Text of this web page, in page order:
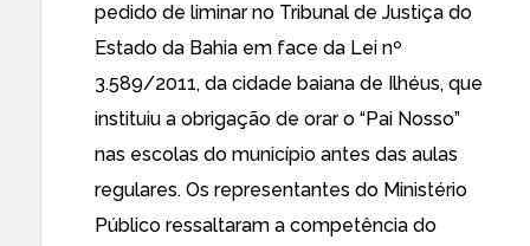
pedido de liminar no Tribunal de Justiça do
Estado da Bahia em face da Lei nº
3.589/2011, da cidade baiana de Ilhéus, que
instituiu a obrigação de orar o “Pai Nosso”
nas escolas do município antes das aulas
regulares. Os representantes do Ministério
Público ressaltaram a competência do